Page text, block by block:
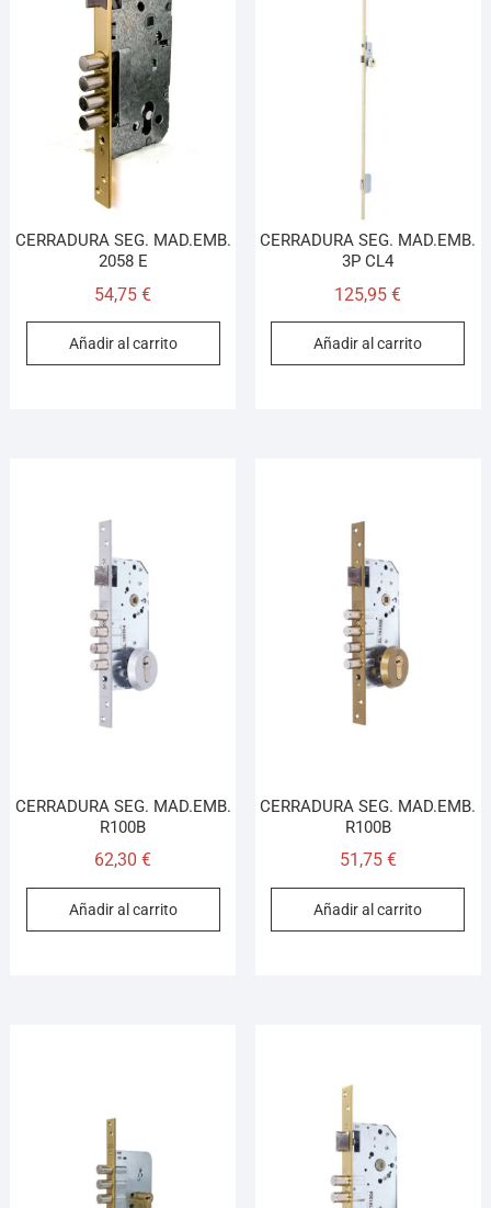
CERRADURA SEG. MAD.EMB.
2058 E
54,75€
Añadir al carrito
CERRADURA SEG. MAD.EMB.
3P CL4
125,95€
Añadir al carrito
CERRADURA SEG. MAD.EMB.
R100B
62,30€
Añadir al carrito
CERRADURA SEG. MAD.EMB.
R100B
51,75 €
Añadir al carrito